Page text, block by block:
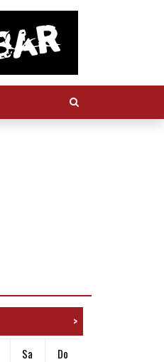
Cerca:
>
Sa Do